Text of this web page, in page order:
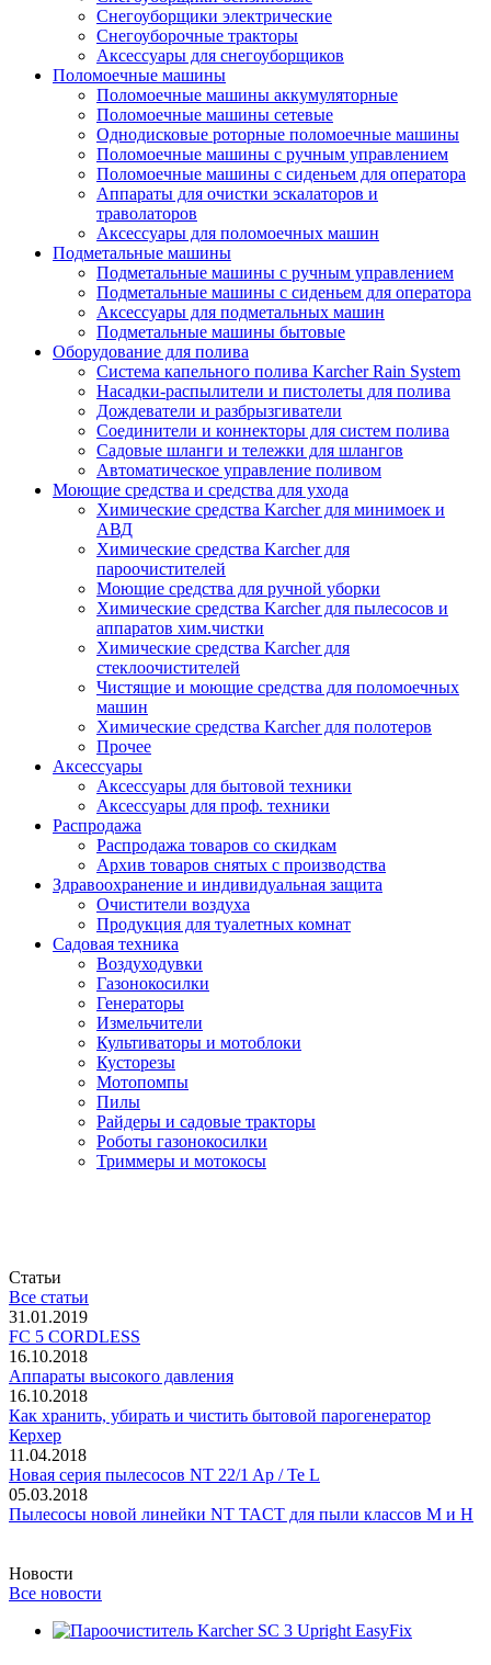
Снегоуборщики электрические
Снегоуборочные тракторы
Аксессуары для снегоуборщиков
Поломоечные машины
Поломоечные машины аккумуляторные
Поломоечные машины сетевые
Однодисковые роторные поломоечные машины
Поломоечные машины с ручным управлением
Поломоечные машины с сиденьем для оператора
Аппараты для очистки эскалаторов и
траволаторов
Аксессуары для поломоечных машин
Подметальные машины
Подметальные машины с ручным управлением
Подметальные машины с сиденьем для оператора
Аксессуары для подметальных машин
Подметальные машины бытовые
Оборудование для полива
Система капельного полива Karcher Rain System
Насадки-распылители и пистолеты для полива
Дождеватели и разбрызгиватели
Соединители и коннекторы для систем полива
Садовые шланги и тележки для шлангов
Автоматическое управление поливом
Моющие средства и средства для ухода
Химические средства Karcher для минимоек и
АВД
Химические средства Karcher для
пароочистителей
Моющие средства для ручной уборки
Химические средства Karcher для пылесосов и
аппаратов хим.чистки
Химические средства Karcher для
стеклоочистителей
Чистящие и моющие средства для поломоечных
машин
Химические средства Karcher для полотеров
Прочее
Аксессуары
Аксессуары для бытовой техники
Аксессуары для проф. техники
Распродажа
Распродажа товаров со скидкам
Архив товаров снятых с производства
Здравоохранение и индивидуальная защита
Очистители воздуха
Продукция для туалетных комнат
Садовая техника
Воздуходувки
Газонокосилки
Генераторы
Измельчители
Культиваторы и мотоблоки
Кусторезы
Мотопомпы
Пилы
Райдеры и садовые тракторы
Роботы газонокосилки
Триммеры и мотокосы
Статьи
Все статьи
31.01.2019
FC 5 CORDLESS
16.10.2018
Аппараты высокого давления
16.10.2018
Как хранить, убирать и чистить бытовой парогенератор
Керхер
11.04.2018
Новая серия пылесосов NT 22/1 Ap / Te L
05.03.2018
Пылесосы новой линейки NT TACT для пыли классов M и H
Новости
Все новости